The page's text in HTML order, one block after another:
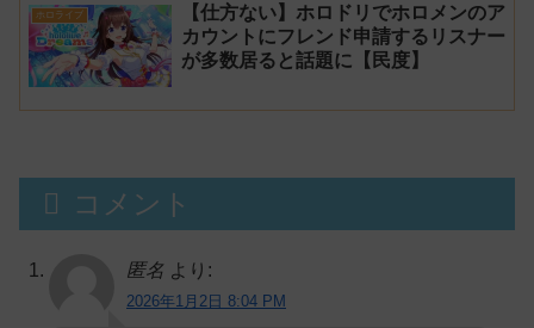
ホロライブ
【仕方ない】ホロドリでホロメンのア
カウントにフレンド申請するリスナー
が多数居ると話題に【民度】
コメント
匿名 より:
2026年1月2日 8:04 PM